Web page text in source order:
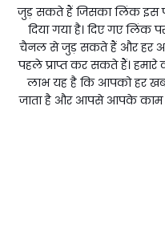
जुड़ सकते हैं जिसका लिंक इस
दिया गया है। दिए गए
चैनल से जुड़ सकते हैं और हर
पहले प्राप्त कर सकते हैं।
लाभ यह है कि आपको हर
जाता है और आपसे आपके काम